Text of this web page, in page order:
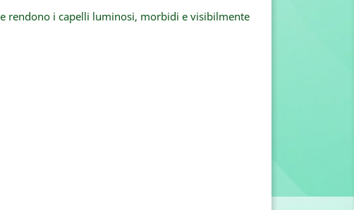
rendono i capelli luminosi, morbidi e visibilmente